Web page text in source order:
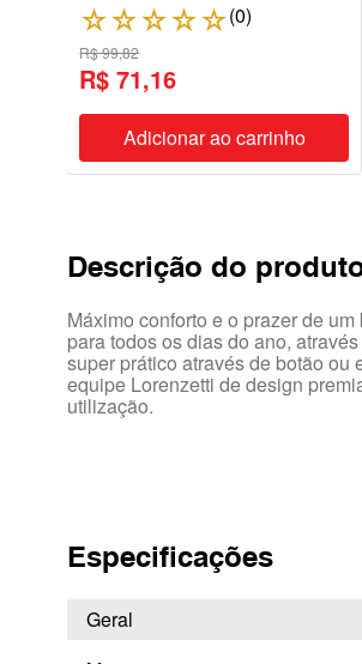
☆☆☆☆☆(0)
R$ 99,82
R$ 71,16
Adicionar ao carrinho
Descrição do
Máximo conforto e o prazer de
para todos os dias do ano,
super prático através de botão
equipe Lorenzetti de design
utilização.
Especificações
Geral